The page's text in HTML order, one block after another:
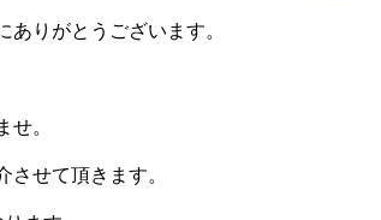
りがとうございます。
。
せて頂きます。